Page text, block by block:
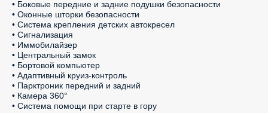
• Боковые передние и задние подушки безопасности
• Оконные шторки безопасности
• Система крепления детских автокресел
• Сигнализация
• Иммобилайзер
• Центральный замок
• Бортовой компьютер
• Адаптивный круиз-контроль
• Парктроник передний и задний
• Камера 360°
• Система помощи при старте в гору